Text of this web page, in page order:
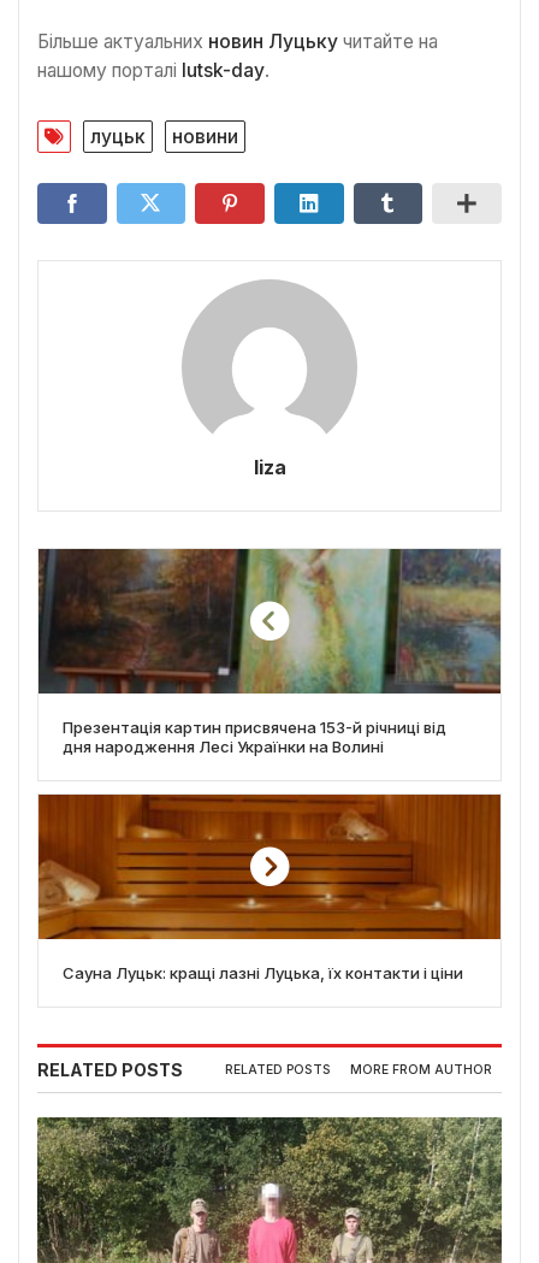
Більше актуальних новин Луцьку читайте на
нашому порталі lutsk-day.
луцьк новини
liza
Презентація картин присвячена 153-й річниці від
дня народження Лесі Українки на Волині
Сауна Луцьк: кращі лазні Луцька, їх контакти і ціни
RELATED POSTS RELATED POSTS MORE FROM AUTHOR